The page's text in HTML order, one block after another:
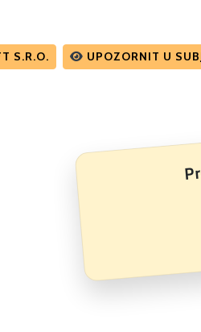
S.R.O. UPOZORNIT U